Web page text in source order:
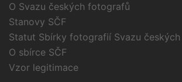
O Svazu českých fotografů
Stanovy SČF
Statut Sbírky fotografií Svazu
O sbírce SČF
Vzor legitimace